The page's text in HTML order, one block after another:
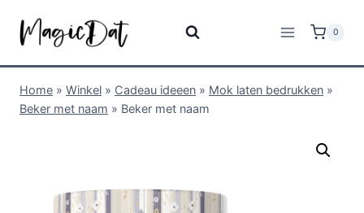
0
Home » Winkel » Cadeau ideeen » Mok laten bedrukken »
Beker met naam » Beker met naam